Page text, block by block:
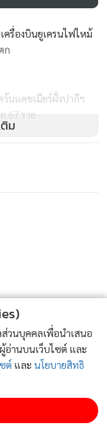
ครื่องบินยูเครนไฟไหม้
ก
นแคชเมียร์ฝั่งปากีฯ
67 ราย
ม
ส่วนบุคคลเพื่อนำเสนอ
านบนเว็บไซต์ และ
ต์ และ นโยบายสิทธิ